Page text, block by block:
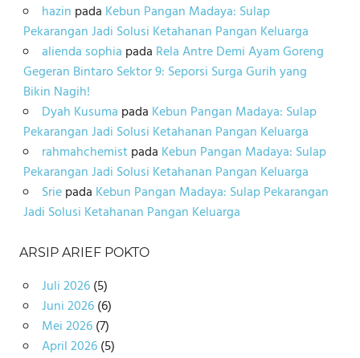
hazin pada Kebun Pangan Madaya: Sulap
Pekarangan Jadi Solusi Ketahanan Pangan Keluarga
alienda sophia pada Rela Antre Demi Ayam Goreng
Gegeran Bintaro Sektor 9: Seporsi Surga Gurih yang
Bikin Nagih!
Dyah Kusuma pada Kebun Pangan Madaya: Sulap
Pekarangan Jadi Solusi Ketahanan Pangan Keluarga
rahmahchemistpada Kebun Pangan Madaya: Sulap
Pekarangan Jadi Solusi Ketahanan Pangan Keluarga
Sriepada Kebun Pangan Madaya: Sulap Pekarangan
Jadi Solusi Ketahanan Pangan Keluarga
ARSIP ARIEF POKTO
Juli 2026(5)
Juni 2026(6)
Mei 2026(7)
April 2026(5)